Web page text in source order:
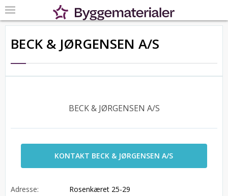
BECK & JØRGENSEN A/S
BECK & JØRGENSEN A/S
KONTAKT BECK & JØRGENSEN A/S
Adresse:
Rosenkæret 25-29